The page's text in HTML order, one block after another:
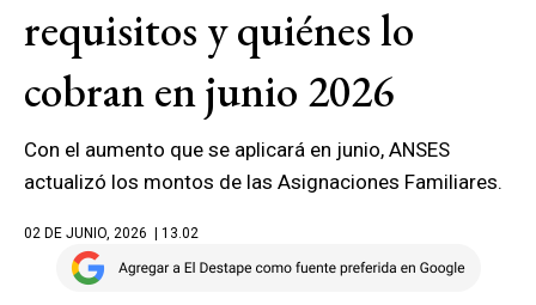
requisitos y quiénes lo
cobran en junio 2026
Con el aumento que se aplicará en junio, ANSES
actualizó los montos de las Asignaciones Familiares.
02 DE JUNIO, 2026 | 13.02